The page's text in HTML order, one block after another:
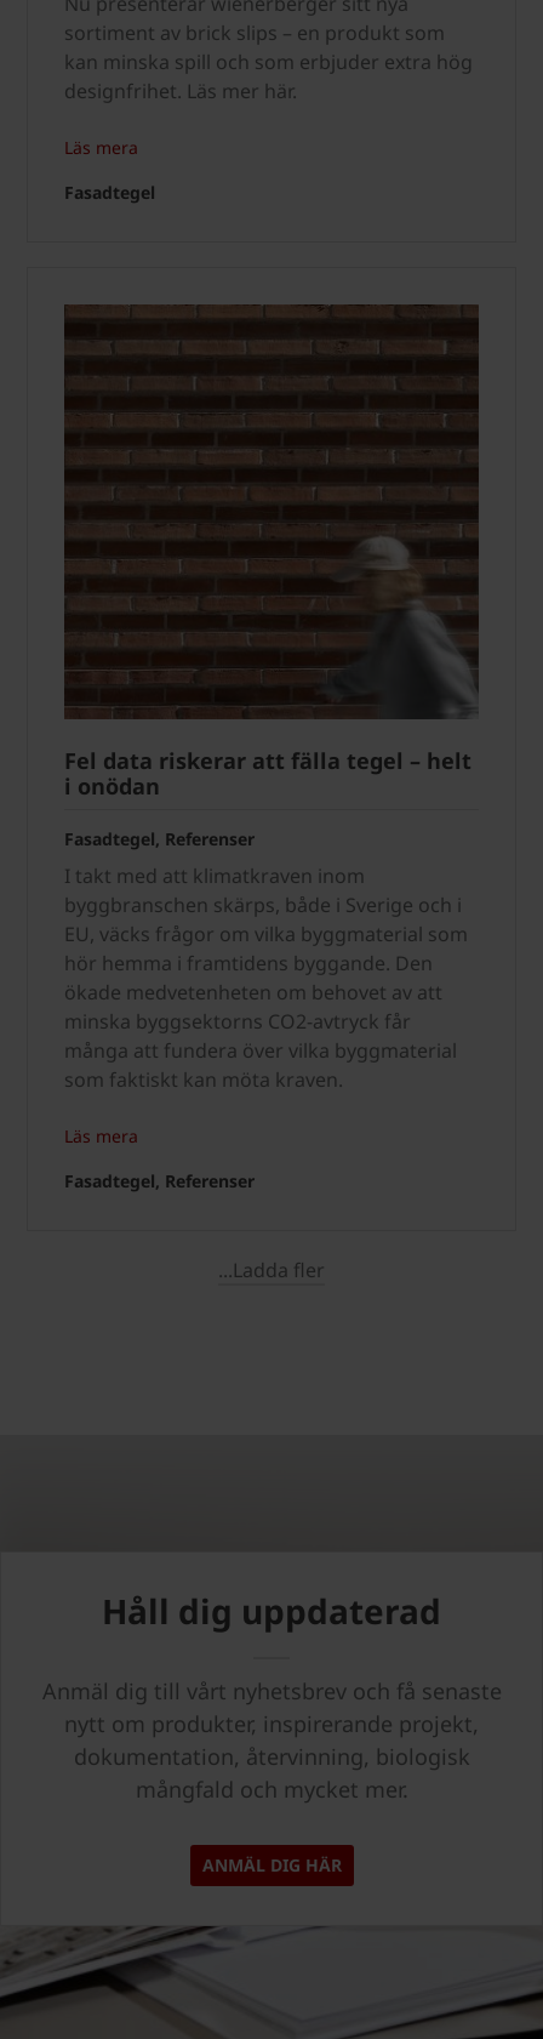
sortiment av brick slips – en produkt som
kan minska spill och som erbjuder extra hög
designfrihet. Läs mer här.
Läs mera
Fasadtegel
Fel data riskerar att fälla tegel – helt
i onödan
Fasadtegel, Referenser
I takt med att klimatkraven inom
byggbranschen skärps, både i Sverige och i
EU, väcks frågor om vilka byggmaterial som
hör hemma i framtidens byggande. Den
ökade medvetenheten om behovet av att
minska byggsektorns CO2-avtryck får
många att fundera över vilka byggmaterial
som faktiskt kan möta kraven.
Läs mera
Fasadtegel, Referenser
...Ladda fler
Håll dig uppdaterad
Anmäl dig till vårt nyhetsbrev och få senaste
nytt om produkter, inspirerande projekt,
dokumentation, återvinning, biologisk
mångfald och mycket mer.
ANMÄL DIG HÄR